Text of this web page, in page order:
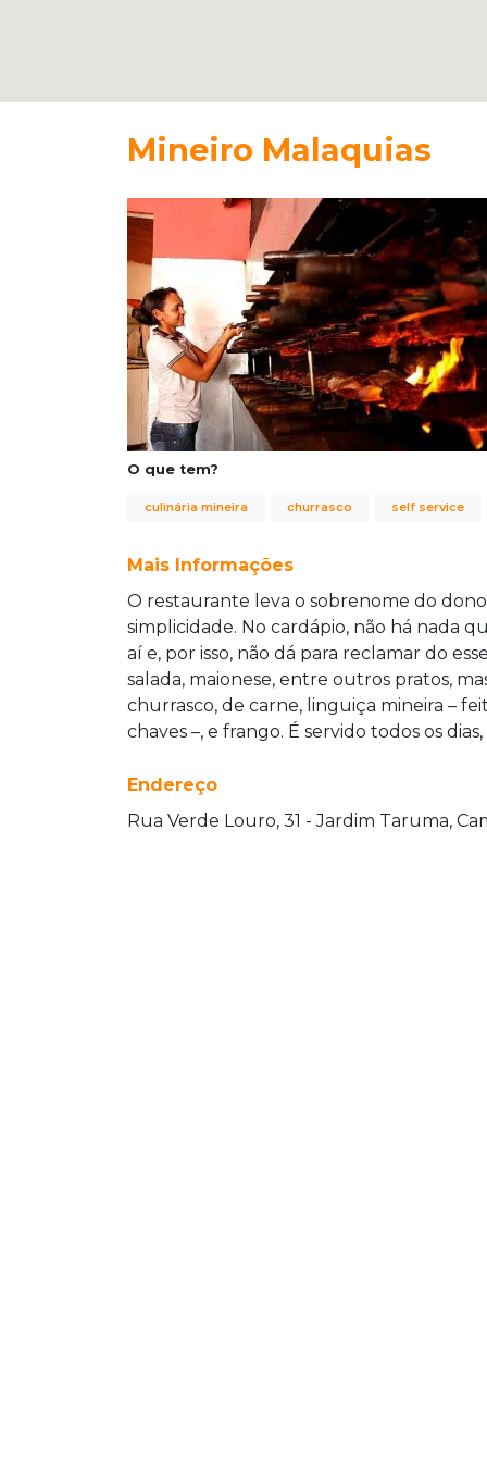
Mineiro Malaquias
O que tem?
culinária mineira churrasco self service
Mais Informações
O restaurante leva o sobrenome do
simplicidade. No cardápio, não há nada
aí e, por isso, não dá para reclamar do
salada, maionese, entre outros pratos,
churrasco, de carne, linguiça mineira –
chaves –, e frango. É servido todos os
Endereço
Rua Verde Louro, 31 - Jardim Taruma,